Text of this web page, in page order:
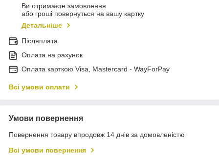
Ви отримаєте замовлення
або гроші повернуться на вашу картку
Детальніше
Післяплата
Оплата на рахунок
Оплата карткою Visa, Mastercard - WayForPay
Всі умови оплати
Умови повернення
Повернення товару впродовж 14 днів за домовленістю
Всі умови повернення